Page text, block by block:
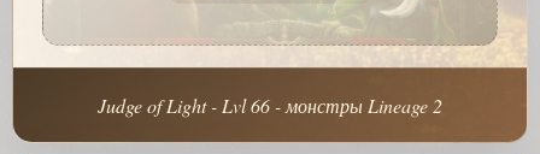
Judge of Light - Lvl 66 - монстры Lineage 2